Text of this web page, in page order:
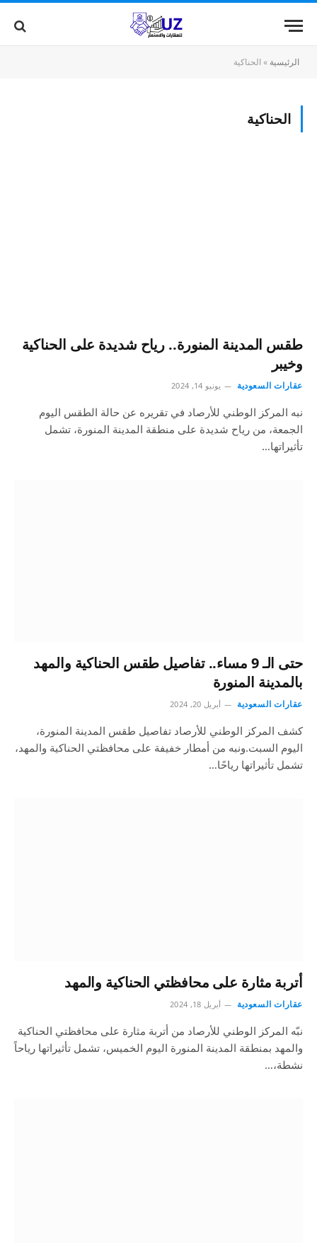
الرئيسية » الحناكية
الحناكية
طقس المدينة المنورة.. رياح شديدة على الحناكية
وخيبر
عقارات السعودية يونيو 14, 2024
نبه المركز الوطني للأرصاد في تقريره عن حالة الطقس اليوم
الجمعة، من رياح شديدة على منطقة المدينة المنورة، تشمل
تأثيراتها…
حتى الـ 9 مساء.. تفاصيل طقس الحناكية والمهد
بالمدينة المنورة
عقارات السعودية أبريل 20, 2024
كشف المركز الوطني للأرصاد تفاصيل طقس المدينة المنورة،
اليوم السبت.ونبه من أمطار خفيفة على محافظتي الحناكية والمهد،
تشمل تأثيراتها رياحًا…
أتربة مثارة على محافظتي الحناكية والمهد
عقارات السعودية أبريل 18, 2024
نبّه المركز الوطني للأرصاد من أتربة مثارة على محافظتي الحناكية
والمهد بمنطقة المدينة المنورة اليوم الخميس، تشمل تأثيراتها رياحاً
نشطة،…